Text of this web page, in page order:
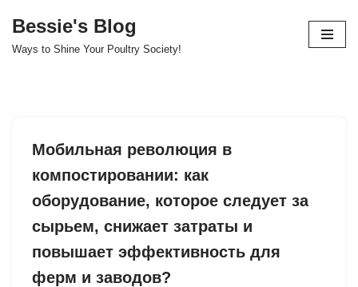
Skip
Bessie's Blog
Ways to Shine Your Poultry Society!
Мобильная революция в
компостировании: как
оборудование, которое следует за
сырьем, снижает затраты и
повышает эффективность для
ферм и заводов?